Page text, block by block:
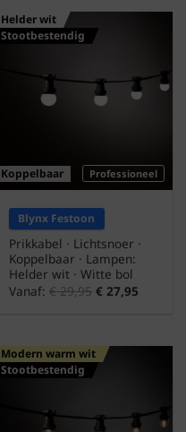
Helder wit
Stootbestendig
Professioneel
Koppelbaar
Blynx Festoon
Prikkabel · Lichtsnoer ·
Koppelbaar · Lampen:
Helder wit · Witte bol
Vanaf:€29,95 € 27,95
Modern warm wit
Stootbestendig